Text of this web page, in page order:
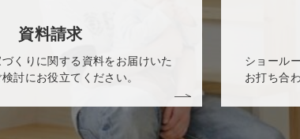
資料請求
くりに関する資料をお届けいた
討にお役立てください。
ショール
お打ち合